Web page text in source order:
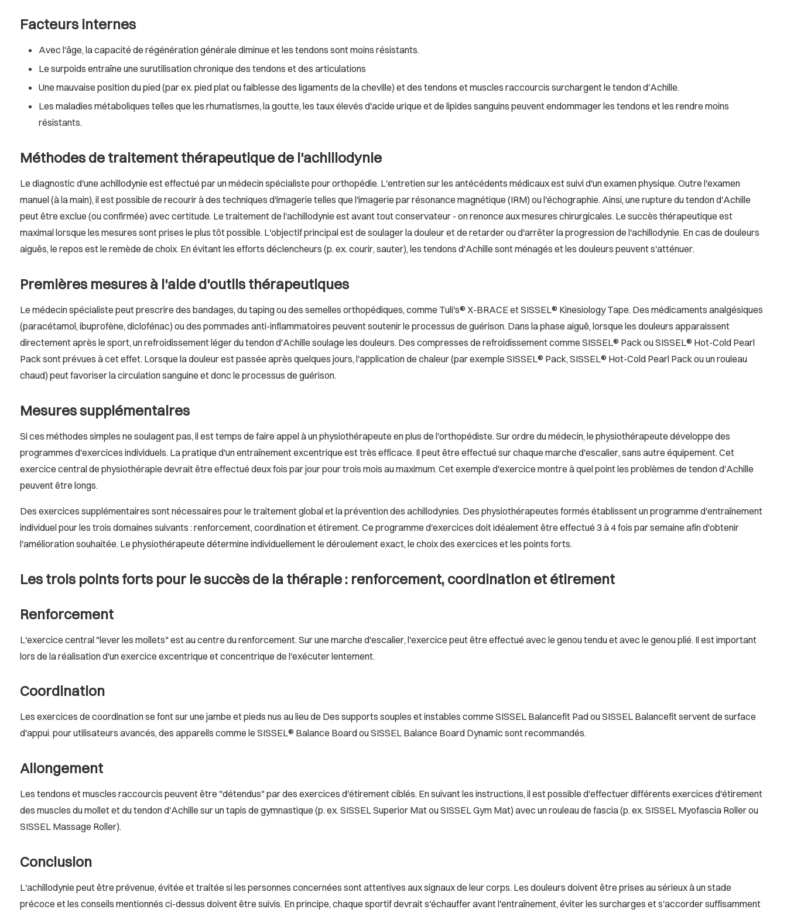
Facteurs internes
Avec l'âge, la capacité de régénération générale diminue et les tendons sont moins résistants.
Le surpoids entraîne une surutilisation chronique des tendons et des articulations
Une mauvaise position du pied (par ex. pied plat ou faiblesse des ligaments de la cheville) et des tendons et muscles raccourcis surchargent le tendon d'Achille.
Les maladies métaboliques telles que les rhumatismes, la goutte, les taux élevés d'acide urique et de lipides sanguins peuvent endommager les tendons et les rendre moins
résistants.
Méthodes de traitement thérapeutique de l'achillodynie
Le diagnostic d'une achillodynie est effectué par un médecin spécialiste pour orthopédie. L'entretien sur les antécédents médicaux est suivi d'un examen physique. Outre l'examen
manuel (à la main), il est possible de recourir à des techniques d'imagerie telles que l'imagerie par résonance magnétique (IRM) ou l'échographie. Ainsi, une rupture du tendon d'Achille
peut être exclue (ou confirmée) avec certitude. Le traitement de l'achillodynie est avant tout conservateur - on renonce aux mesures chirurgicales. Le succès thérapeutique est
maximal lorsque les mesures sont prises le plus tôt possible. L'objectif principal est de soulager la douleur et de retarder ou d'arrêter la progression de l'achillodynie. En cas de douleurs
aiguës, le repos est le remède de choix. En évitant les efforts déclencheurs (p. ex. courir, sauter), les tendons d'Achille sont ménagés et les douleurs peuvent s'atténuer.
Premières mesures à l'aide d'outils thérapeutiques
Le médecin spécialiste peut prescrire des bandages, du taping ou des semelles orthopédiques, comme Tuli's® X-BRACE et SISSEL® Kinesiology Tape. Des médicaments analgésiques
(paracétamol, ibuprofène, diclofénac) ou des pommades anti-inflammatoires peuvent soutenir le processus de guérison. Dans la phase aiguë, lorsque les douleurs apparaissent
directement après le sport, un refroidissement léger du tendon d'Achille soulage les douleurs. Des compresses de refroidissement comme SISSEL® Pack ou SISSEL® Hot-Cold Pearl
Pack sont prévues à cet effet. Lorsque la douleur est passée après quelques jours, l'application de chaleur (par exemple SISSEL® Pack, SISSEL® Hot-Cold Pearl Pack ou un rouleau
chaud) peut favoriser la circulation sanguine et donc le processus de guérison.
Mesures supplémentaires
Si ces méthodes simples ne soulagent pas, il est temps de faire appel à un physiothérapeute en plus de l'orthopédiste. Sur ordre du médecin, le physiothérapeute développe des
programmes d'exercices individuels. La pratique d'un entraînement excentrique est très efficace. Il peut être effectué sur chaque marche d'escalier, sans autre équipement. Cet
exercice central de physiothérapie devrait être effectué deux fois par jour pour trois mois au maximum. Cet exemple d'exercice montre à quel point les problèmes de tendon d'Achille
peuvent être longs.
Des exercices supplémentaires sont nécessaires pour le traitement global et la prévention des achillodynies. Des physiothérapeutes formés établissent un programme d'entraînement
individuel pour les trois domaines suivants : renforcement, coordination et étirement. Ce programme d'exercices doit idéalement être effectué 3 à 4 fois par semaine afin d'obtenir
l'amélioration souhaitée. Le physiothérapeute détermine individuellement le déroulement exact, le choix des exercices et les points forts.
Les trois points forts pour le succès de la thérapie : renforcement, coordination et étirement
Renforcement
L'exercice central "lever les mollets" est au centre du renforcement. Sur une marche d'escalier, l'exercice peut être effectué avec le genou tendu et avec le genou plié. Il est important
lors de la réalisation d'un exercice excentrique et concentrique de l'exécuter lentement.
Coordination
Les exercices de coordination se font sur une jambe et pieds nus au lieu de Des supports souples et instables comme SISSEL Balancefit Pad ou SISSEL Balancefit servent de surface
d'appui. pour utilisateurs avancés, des appareils comme le SISSEL® Balance Board ou SISSEL Balance Board Dynamic sont recommandés.
Allongement
Les tendons et muscles raccourcis peuvent être "détendus" par des exercices d'étirement ciblés. En suivant les instructions, il est possible d'effectuer différents exercices d'étirement
des muscles du mollet et du tendon d'Achille sur un tapis de gymnastique (p. ex. SISSEL Superior Mat ou SISSEL Gym Mat) avec un rouleau de fascia (p. ex. SISSEL Myofascia Roller ou
SISSEL Massage Roller).
Conclusion
L'achillodynie peut être prévenue, évitée et traitée si les personnes concernées sont attentives aux signaux de leur corps. Les douleurs doivent être prises au sérieux à un stade
précoce et les conseils mentionnés ci-dessus doivent être suivis. En principe, chaque sportif devrait s'échauffer avant l'entraînement, éviter les surcharges et s'accorder suffisamment